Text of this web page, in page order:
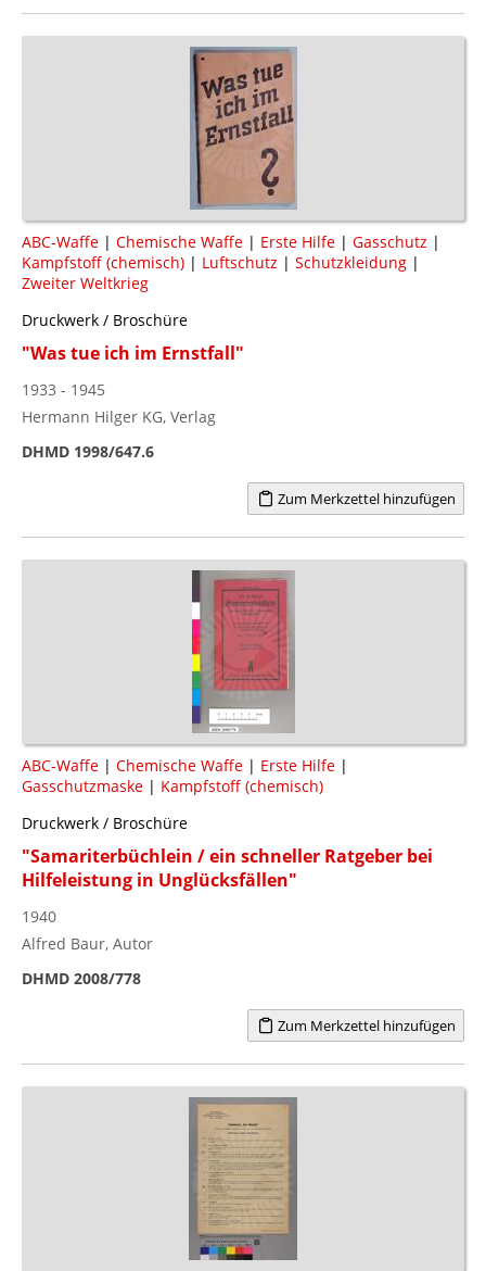
ABC-Waffe | Chemische Waffe | Erste Hilfe | Gasschutz |
Kampfstoff (chemisch) | Luftschutz | Schutzkleidung |
Zweiter Weltkrieg
Druckwerk / Broschüre
"Was tue ich im Ernstfall"
1933 - 1945
Hermann Hilger KG, Verlag
DHMD 1998/647.6
Zum Merkzettel hinzufügen
ABC-Waffe | Chemische Waffe | Erste Hilfe |
Gasschutzmaske | Kampfstoff (chemisch)
Druckwerk / Broschüre
"Samariterbüchlein / ein schneller Ratgeber bei
Hilfeleistung in Unglücksfällen"
1940
Alfred Baur, Autor
DHMD 2008/778
Zum Merkzettel hinzufügen